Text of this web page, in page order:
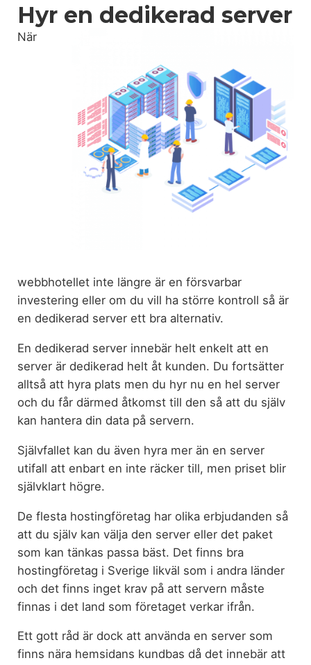
Hyr en dedikerad server
När
webbhotellet inte längre är en försvarbar
investering eller om du vill ha större kontroll så är
en dedikerad server ett bra alternativ.
En dedikerad server innebär helt enkelt att en
server är dedikerad helt åt kunden. Du fortsätter
alltså att hyra plats men du hyr nu en hel server
och du får därmed åtkomst till den så att du själv
kan hantera din data på servern.
Självfallet kan du även hyra mer än en server
utifall att enbart en inte räcker till, men priset blir
självklart högre.
De flesta hostingföretag har olika erbjudanden så
att du själv kan välja den server eller det paket
som kan tänkas passa bäst. Det finns bra
hostingföretag i Sverige likväl som i andra länder
och det finns inget krav på att servern måste
finnas i det land som företaget verkar ifrån.
Ett gott råd är dock att använda en server som
finns nära hemsidans kundbas då det innebär att